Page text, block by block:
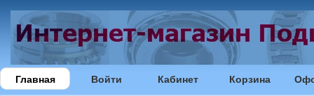
Главная Войти Кабинет Корзина